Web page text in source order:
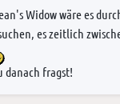
Widow wäre es
es zeitlich
danach fragst!